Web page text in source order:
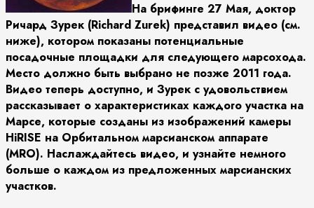
На брифинге 27 Мая, доктор
Ричард Зурек (Richard Zurek) представил видео (см.
ниже), котором показаны потенциальные
посадочные площадки для следующего марсохода.
Место должно быть выбрано не позже 2011 года.
Видео теперь доступно, и Зурек с удовольствием
рассказывает о характеристиках каждого участка на
Марсе, которые созданы из изображений камеры
HiRISE на Орбитальном марсианском аппарате
(MRO). Наслаждайтесь видео, и узнайте немного
больше о каждом из предложенных марсианских
участков.